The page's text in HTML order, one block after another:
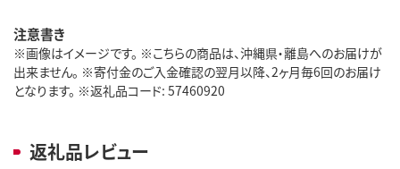
注意書き
※画像はイメージです。 ※こちらの商品は、沖縄県・離島へのお届けが
出来ません。 ※寄付金のご入金確認の翌月以降、2ヶ月毎6回のお届け
となります。 ※返礼品コード: 57460920
返礼品レビュー